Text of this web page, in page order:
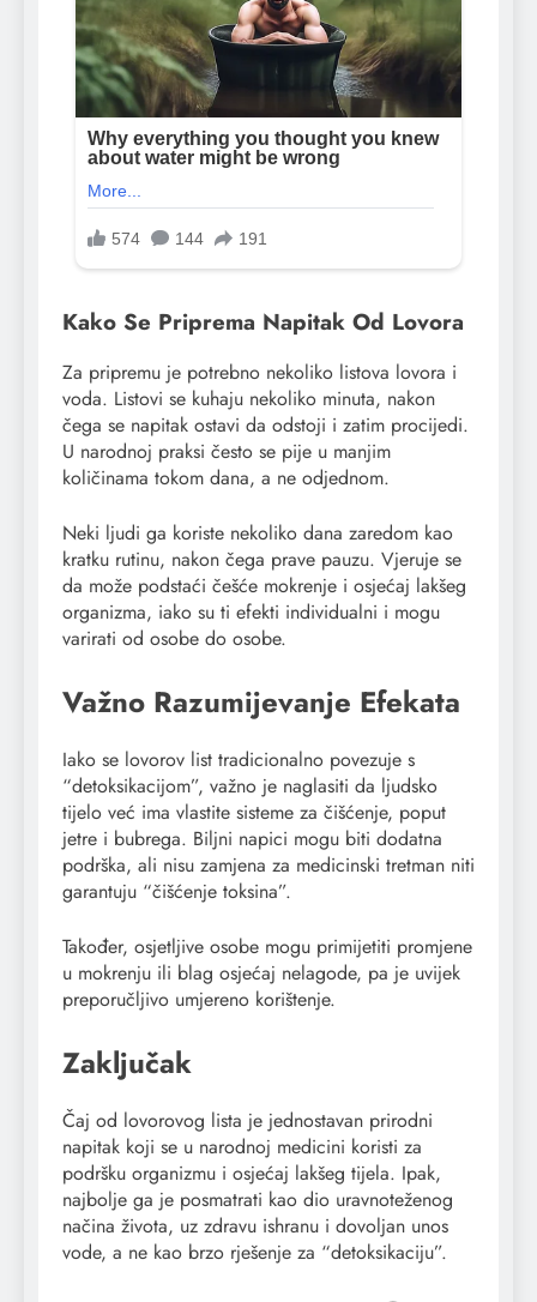
Kako Se Priprema Napitak Od Lovora
Za pripremu je potrebno nekoliko listova lovora i
voda. Listovi se kuhaju nekoliko minuta, nakon
čega se napitak ostavi da odstoji i zatim procijedi.
U narodnoj praksi često se pije u manjim
količinama tokom dana, a ne odjednom.
Neki ljudi ga koriste nekoliko dana zaredom kao
kratku rutinu, nakon čega prave pauzu. Vjeruje se
da može podstaći češće mokrenje i osjećaj lakšeg
organizma, iako su ti efekti individualni i mogu
varirati od osobe do osobe.
Važno Razumijevanje Efekata
Iako se lovorov list tradicionalno povezuje s
“detoksikacijom”, važno je naglasiti da ljudsko
tijelo već ima vlastite sisteme za čišćenje, poput
jetre i bubrega. Biljni napici mogu biti dodatna
podrška, ali nisu zamjena za medicinski tretman niti
garantuju “čišćenje toksina”.
Također, osjetljive osobe mogu primijetiti promjene
u mokrenju ili blag osjećaj nelagode, pa je uvijek
preporučljivo umjereno korištenje.
Zaključak
Čaj od lovorovog lista je jednostavan prirodni
napitak koji se u narodnoj medicini koristi za
podršku organizmu i osjećaj lakšeg tijela. Ipak,
najbolje ga je posmatrati kao dio uravnoteženog
načina života, uz zdravu ishranu i dovoljan unos
vode, a ne kao brzo rješenje za “detoksikaciju”.